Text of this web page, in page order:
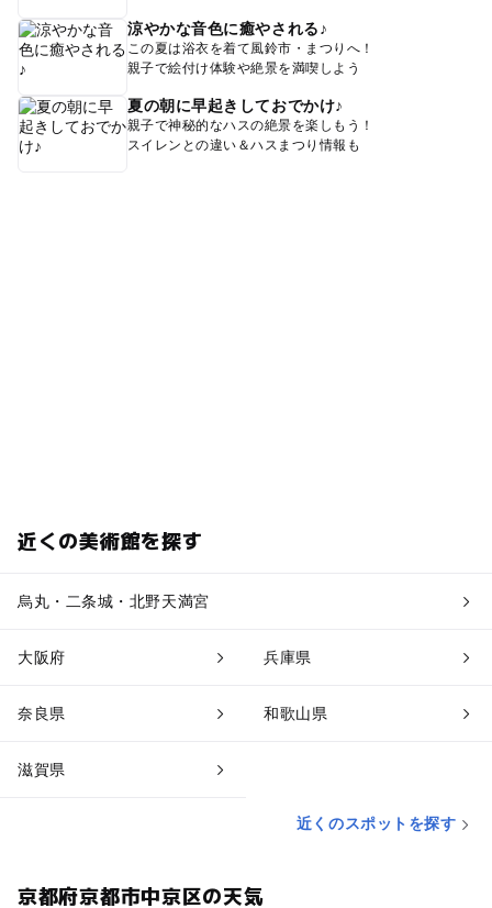
涼やかな音色に癒やされる♪
この夏は浴衣を着て風鈴市・まつりへ！
親子で絵付け体験や絶景を満喫しよう
夏の朝に早起きしておでかけ♪
親子で神秘的なハスの絶景を楽しもう！
スイレンとの違い＆ハスまつり情報も
近くの美術館を探す
烏丸・二条城・北野天満宮
大阪府 兵庫県
奈良県 和歌山県
滋賀県
近くのスポットを探す
京都府京都市中京区の天気